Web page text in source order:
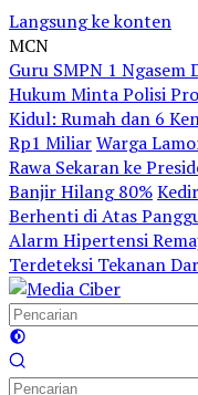
Langsung ke konten
MCN
Guru SMPN 1 Ngasem
Hukum Minta Polisi
Kidul: Rumah dan 6
Rp1 MiliarWarga
Rawa Sekaran ke
Banjir Hilang 80%
Berhenti di Atas
Alarm Hipertensi
Terdeteksi Tekanan